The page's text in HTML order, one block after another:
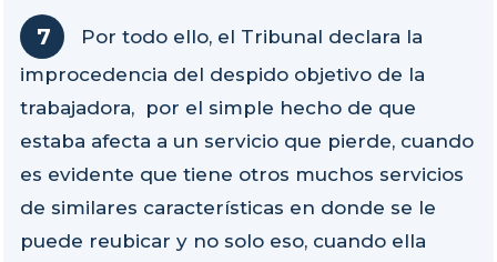
Por todo ello, el Tribunal declara la
improcedencia del despido objetivo de la
trabajadora, por el simple hecho de que
estaba afecta a un servicio que pierde, cuando
es evidente que tiene otros muchos servicios
de similares características en donde se le
puede reubicar y no solo eso, cuando ella